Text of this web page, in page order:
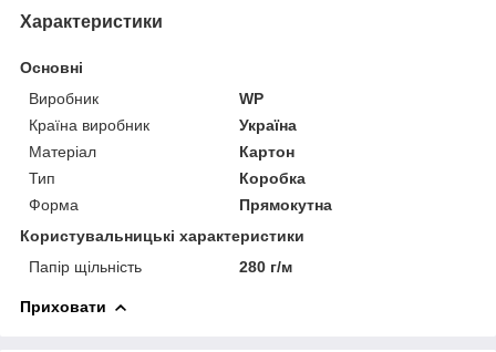
Характеристики
Основні
Виробник
WP
Країна виробник
Україна
Матеріал
Картон
Тип
Коробка
Форма
Прямокутна
Користувальницькі характеристики
Папір щільність
280 г/м
Приховати